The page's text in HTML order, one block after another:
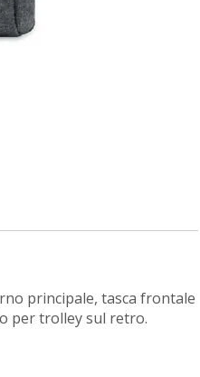
principale, tasca frontale
per trolley sul retro.